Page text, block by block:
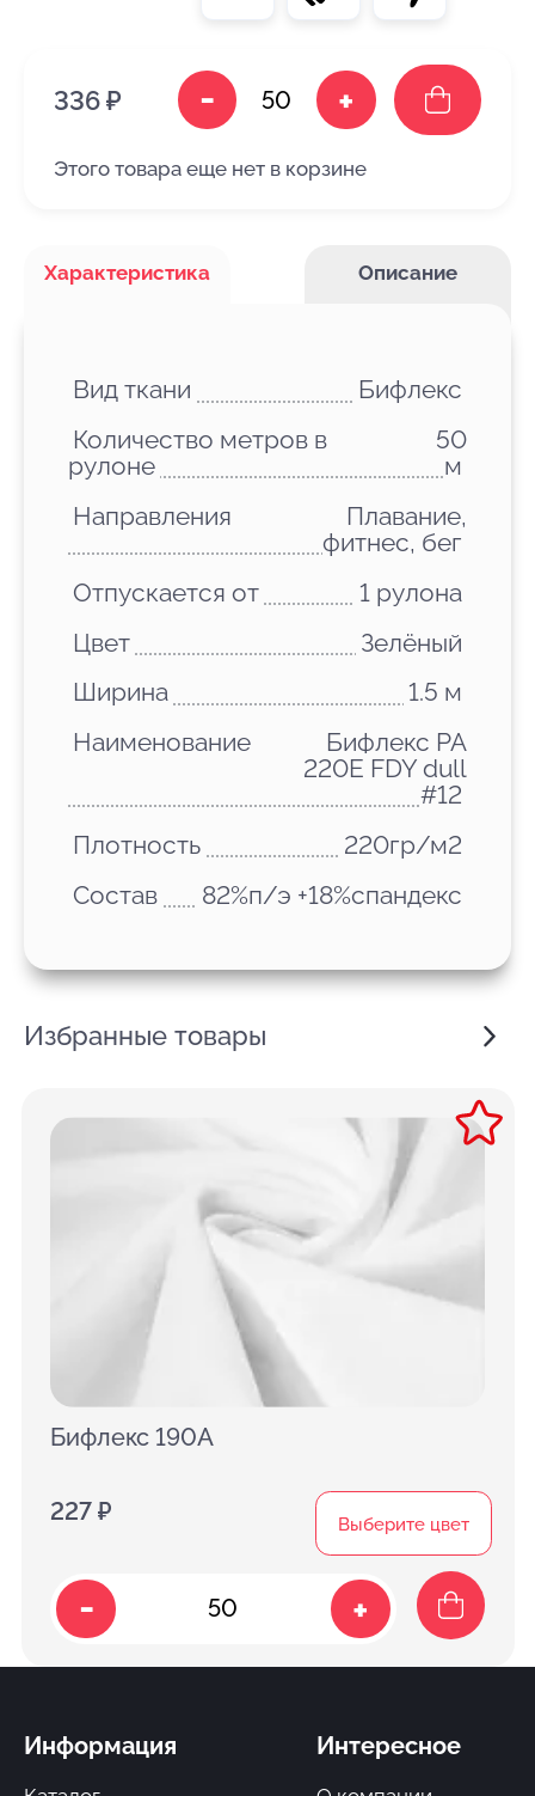
336 ₽ - +
Этого товара еще нет в корзине
Характеристика Описание
Вид ткани
Бифлекс
Количество метров в
рулоне
50
м
Направления
Плавание,
фитнес, бег
Отпускается от
1 рулона
Цвет
Зелёный
Ширина
1.5 м
Наименование
Бифлекс PA
220E FDY dull
#12
Плотность
220гр/м2
Состав
82%п/э +18%спандекс
Избранные товары
Бифлекс 190A
227 ₽ Выберите цвет
- +
Информация Интересное